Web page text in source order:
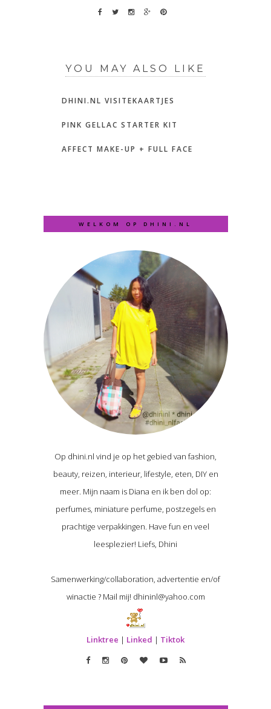
YOU MAY ALSO LIKE
DHINI.NL VISITEKAARTJES
PINK GELLAC STARTER KIT
AFFECT MAKE-UP + FULL FACE
WELKOM OP DHINI.NL
Op dhini.nl vind je op het gebied van fashion,
beauty, reizen, interieur, lifestyle, eten, DIY en
meer. Mijn naam is Diana en ik ben dol op:
perfumes, miniature perfume, postzegels en
prachtige verpakkingen. Have fun en veel
leesplezier! Liefs, Dhini
Samenwerking/collaboration, advertentie en/of
winactie ? Mail mij! dhininl@yahoo.com
Linktree | Linked | Tiktok